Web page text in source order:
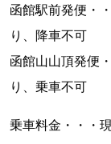
函館駅前発便・
り、降車不可
函館山山頂発便
り、乗車不可
乗車料金・・・